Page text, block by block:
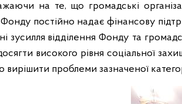
на те, що громадські
Фонду постійно надає фінансову
зусилля відділення Фонду та
високого рівня соціальної
вирішити проблеми зазначеної